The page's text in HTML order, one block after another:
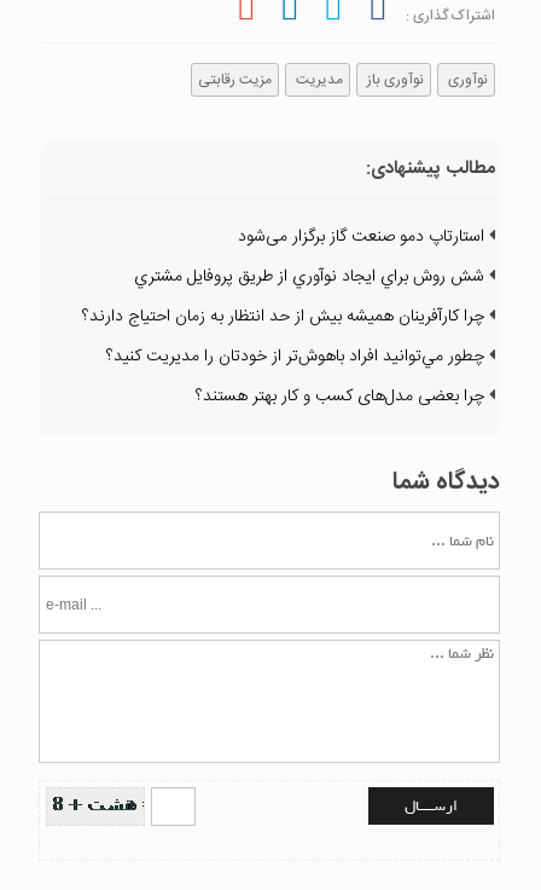
اشتراک گذاری :
نوآوری نوآوری باز مدیریت مزیت رقابتی
مطالب پیشنهادی:
استارتاپ دمو صنعت گاز برگزار می‌شود
شش روش براي ايجاد نوآوري از طريق پروفايل مشتري
چرا كارآفرينان هميشه بيش از حد انتظار به زمان احتياج دارند؟
چطور مي‌توانيد افراد باهوش‌تر از خودتان را مديريت كنيد؟
چرا بعضی مدل‌های كسب و كار بهتر هستند؟‌
دیدگاه شما